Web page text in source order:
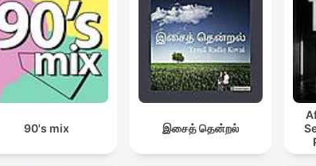
90's mix இசைத் தென்றல்